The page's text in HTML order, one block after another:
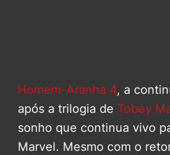
Homem-Aranha 4, a
após a trilogia de Tobey
sonho que continua vivo
Marvel. Mesmo com o